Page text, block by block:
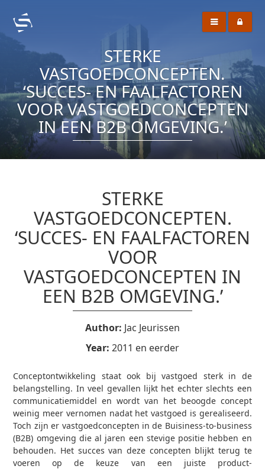
STERKE
VASTGOEDCONCEPTEN.
‘SUCCES- EN FAALFACTOREN
VOOR VASTGOEDCONCEPTEN
IN EEN B2B OMGEVING.’
STERKE
VASTGOEDCONCEPTEN.
‘SUCCES- EN FAALFACTOREN
VOOR
VASTGOEDCONCEPTEN IN
EEN B2B OMGEVING.’
Author: Jac Jeurissen
Year: 2011 en eerder
Conceptontwikkeling staat ook bij vastgoed sterk in de
belangstelling. In veel gevallen lijkt het echter slechts een
communicatiemiddel en wordt van het beoogde concept
weinig meer vernomen nadat het vastgoed is gerealiseerd.
Toch zijn er vastgoedconcepten in de Buisiness-to-business
(B2B) omgeving die al jaren een stevige positie hebben en
behouden. Het succes van deze concepten blijkt terug te
voeren op de keuze van een juiste product-